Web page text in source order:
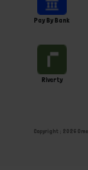
Pay By Bank
Riverty
Copyright ; 2026